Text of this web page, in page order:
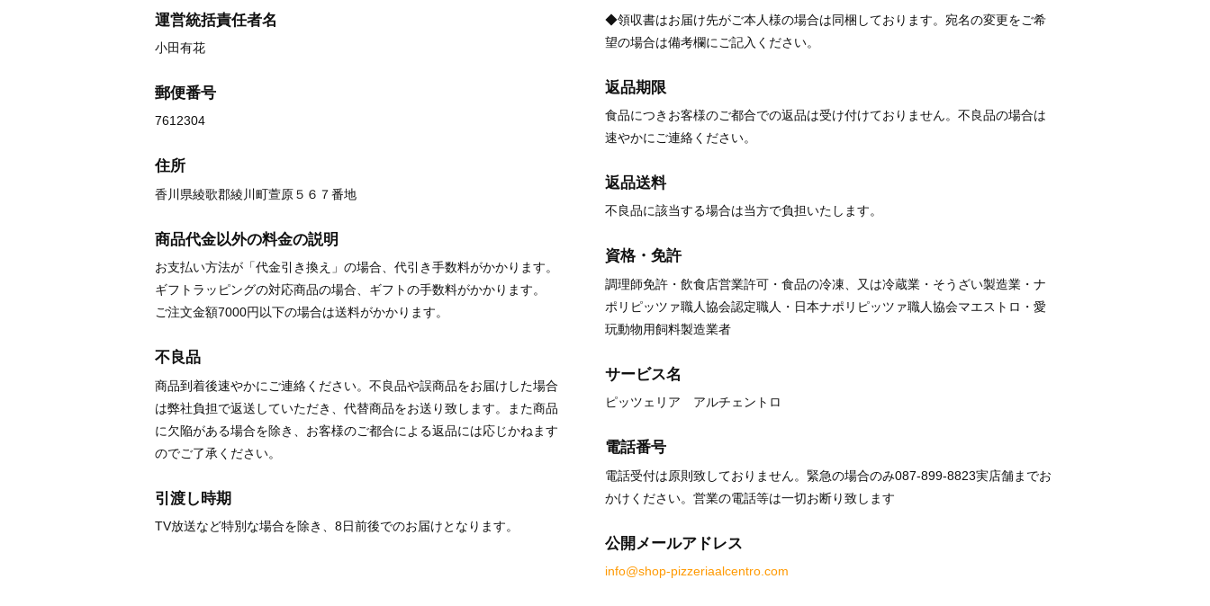
運営統括責任者名
小田有花
郵便番号
7612304
住所
香川県綾歌郡綾川町萱原５６７番地
商品代金以外の料金の説明
お支払い方法が「代金引き換え」の場合、代引き手数料がかかります。
ギフトラッピングの対応商品の場合、ギフトの手数料がかかります。
ご注文金額7000円以下の場合は送料がかかります。
不良品
商品到着後速やかにご連絡ください。不良品や誤商品をお届けした場合
は弊社負担で返送していただき、代替商品をお送り致します。また商品
に欠陥がある場合を除き、お客様のご都合による返品には応じかねます
のでご了承ください。
引渡し時期
TV放送など特別な場合を除き、8日前後でのお届けとなります。
◆領収書はお届け先がご本人様の場合は同梱しております。宛名の変更をご希
望の場合は備考欄にご記入ください。
返品期限
食品につきお客様のご都合での返品は受け付けておりません。不良品の場合は
速やかにご連絡ください。
返品送料
不良品に該当する場合は当方で負担いたします。
資格・免許
調理師免許・飲食店営業許可・食品の冷凍、又は冷蔵業・そうざい製造業・ナ
ポリピッツァ職人協会認定職人・日本ナポリピッツァ職人協会マエストロ・愛
玩動物用飼料製造業者
サービス名
ピッツェリア アルチェントロ
電話番号
電話受付は原則致しておりません。緊急の場合のみ087-899-8823実店舗までお
かけください。営業の電話等は一切お断り致します
公開メールアドレス
info@shop-pizzeriaalcentro.com